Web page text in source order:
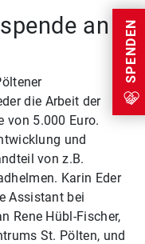
SPENDEN
an
die Arbeit der
von 5.000 Euro.
und
von z.B.
Karin Eder
Assistant bei
Rene Hübl-Fischer,
St. Pölten, und